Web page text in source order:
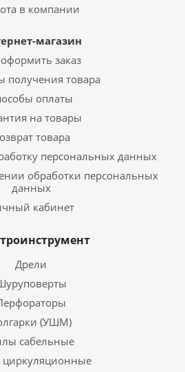
в компании
магазин
заказ
получения товара
оплаты
на товары
товара
персональных данных
обработки персональных
данных
кабинет
Дрели
(УШМ)
сабельные